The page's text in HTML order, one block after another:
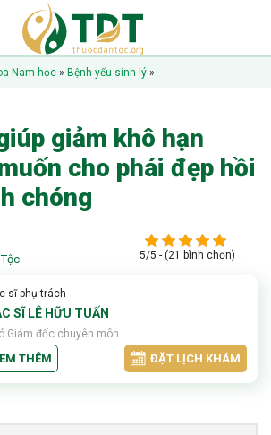
Nam học » Bệnh yếu sinh lý »
giảm khô hạn
cho phái đẹp hồi
chóng
5/5 - (21 bình chọn)
sĩ phụ trách
SĨ LÊ HỮU TUẤN
Giám đốc chuyên môn
THÊM ĐẶT LỊCH KHÁM